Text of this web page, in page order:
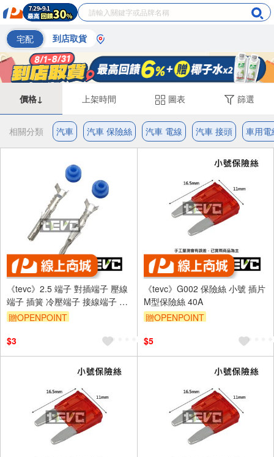
宅配 到店取貨
價格↓ 上架時間 圖表 篩選
相關分類 汽車 汽車 保險絲 汽車 電線 汽車 接頭 車用
《tevc》2.5 端子 對插端子 壓線
端子 插簧 冷壓端子 接線端子 插
片 連結器 PIN 接頭端子 Q27
贈OPENPOINT
$3
《tevc》G002 保險絲 小號 插片
M型保險絲 40A
贈OPENPOINT
$5